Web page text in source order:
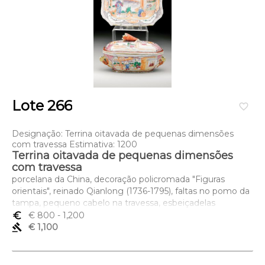
favorite_border
Lote 266
Designação: Terrina oitavada de pequenas dimensões
com travessa Estimativa: 1200
Terrina oitavada de pequenas dimensões
com travessa
porcelana da China, decoração policromada "Figuras
orientais", reinado Qianlong (1736-1795), faltas no pomo da
tampa, pequeno cabelo na travessa, esbeiçadelas
Dimensões (altura x comprimento x largura) - 11 x 19 x 12,5
(terrina); 19,5 x 15 (travessa) cm
euro_symbol € 800 - 1,200
gavel
€ 1,100